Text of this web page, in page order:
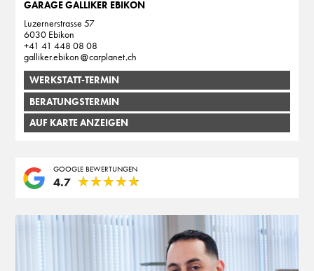
GARAGE GALLIKER EBIKON
Luzernerstrasse 57
6030 Ebikon
+41 41 448 08 08
galliker.ebikon
carplanet ch
WERKSTATT-TERMIN
BERATUNGSTERMIN
AUF KARTE ANZEIGEN
GOOGLE BEWERTUNGEN
4.7 ★★★★★
★★★★★